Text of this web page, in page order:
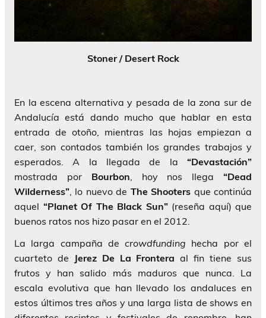
Stoner / Desert Rock
En la escena alternativa y pesada de la zona sur de
Andalucía está dando mucho que hablar en esta
entrada de otoño, mientras las hojas empiezan a
caer, son contados también los grandes trabajos y
esperados. A la llegada de la “Devastación”
mostrada por Bourbon, hoy nos llega“Dead
Wilderness”, lo nuevo de The Shooters que continúa
aquel “Planet Of The Black Sun” (reseña aquí) que
buenos ratos nos hizo pasar en el 2012.
La larga campaña decrowdfunding hecha por el
cuarteto de Jerez De La Frontera al fin tiene sus
frutos y han salido más maduros que nunca. La
escala evolutiva que han llevado los andaluces en
estos últimos tres años y una larga lista de shows en